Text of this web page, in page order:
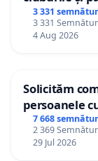
3 331
3 331
4 Aug 2026
Solicităm
persoanele
7 668
2 369
29 Jul 2026